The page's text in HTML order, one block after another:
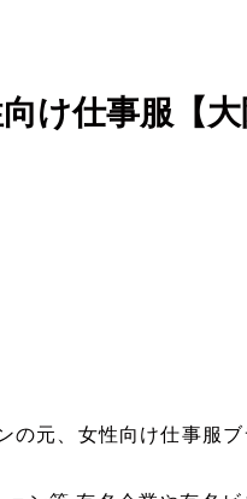
け仕事服【大
の元、女性向け仕事服ブ